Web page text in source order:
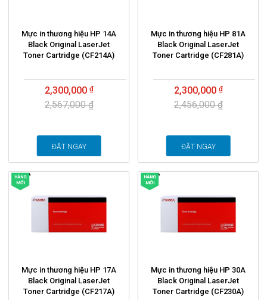
Mực in thương hiệu HP 14A
Black Original LaserJet
Toner Cartridge (CF214A)
2,300,000
2,567,000 ₫
ĐẶT NGAY
Mực in thương hiệu HP 81A
Black Original LaserJet
Toner Cartridge (CF281A)
2,300,000
2,456,000 ₫
ĐẶT NGAY
HÀNG
MỚI
Mực in thương hiệu HP 17A
Black Original LaserJet
Toner Cartridge (CF217A)
HÀNG
MỚI
Mực in thương hiệu HP 30A
Black Original LaserJet
Toner Cartridge (CF230A)